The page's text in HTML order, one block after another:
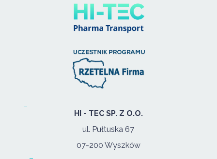
HI - TEC SP. Z O.O.
ul. Pułtuska 67
07-200 Wyszków